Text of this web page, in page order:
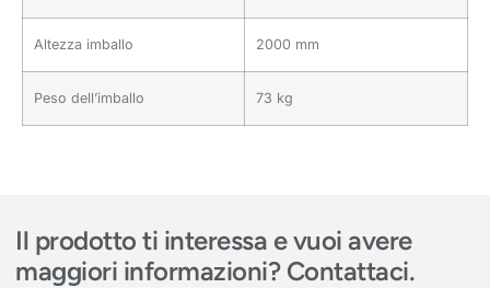
Altezza imballo 2000 mm
Peso dell’imballo 73 kg
Il prodotto ti interessa e vuoi avere
maggiori informazioni? Contattaci.